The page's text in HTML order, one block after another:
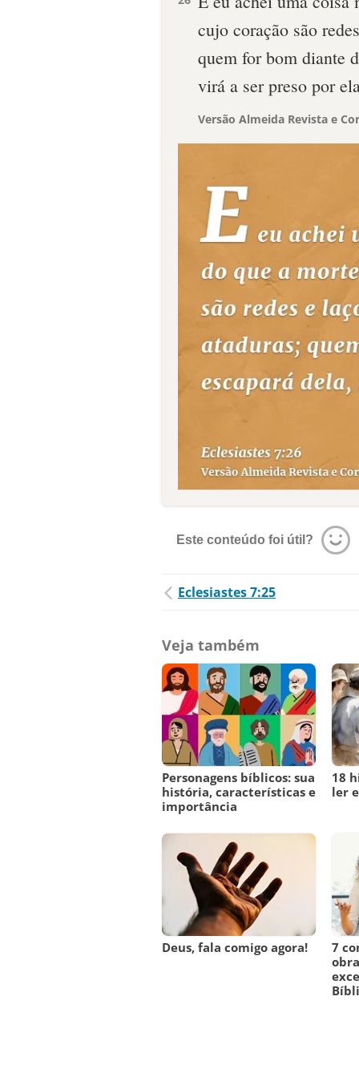
cujo coração são
quem for bom diante
virá a ser preso por
Versão Almeida Revista e
Este conteúdo foi útil?
Eclesiastes 7:25
Veja também
Personagens bíblicos: sua
história, características e
importância
18
ler
Deus, fala comigo agora!
7